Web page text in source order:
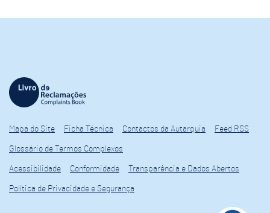
Mapa do Site Ficha Técnica Contactos da Autarquia Feed RSS
Glossário de Termos Complexos
Acessibilidade Conformidade Transparência e Dados Abertos
Política de Privacidade e Segurança